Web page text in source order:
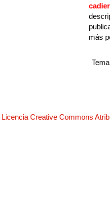
más
Licencia Creative Commons